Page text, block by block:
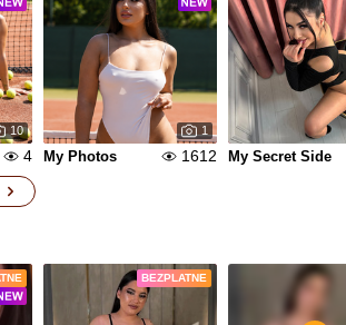
10
4
1
My Photos 1612 My Secret Side
BEZPLATNE